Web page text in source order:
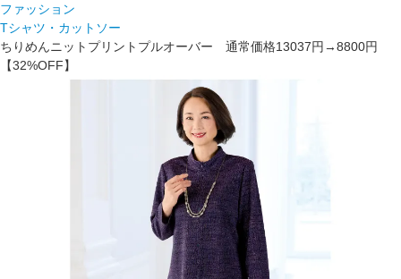
ファッション
Tシャツ・カットソー
ちりめんニットプリントプルオーバー 通常価格13037円→8800円
【32%OFF】